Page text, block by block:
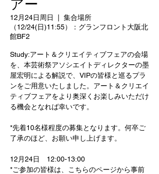
アー
12月24日周日
集合場所
（12/24(日)11:55）：グランフロント大阪北
館BF2
Study:アート＆クリエイティブフェアの会場
を、本芸術祭アソシエイトディレクターの墨
屋宏明による解説で、VIPの皆様と巡るプラ
ンをご用意いたしました。アート＆クリエイ
ティブフェアをより奥深くお楽しみいただけ
る機会となれば幸いです。
*先着10名様程度の募集となります。何卒ご
了承のほど、お願い申し上げます。
12月24日 12:00-13:00
*ご参加の皆様は、こちらのページから事前